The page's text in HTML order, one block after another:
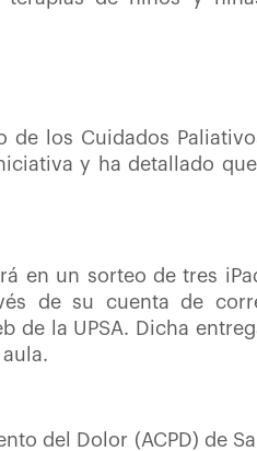
los Cuidados
y ha detallado
en un sorteo de tres
de su cuenta de
de la UPSA. Dicha
del Dolor (ACPD) de